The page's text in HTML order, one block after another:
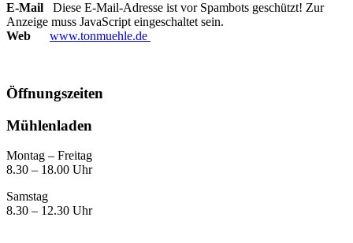
E-Mail
Diese E-Mail-Adresse ist vor Spambots geschützt! Zur
Anzeige muss JavaScript eingeschaltet sein.
Web
www.tonmuehle.de
Öffnungszeiten
Mühlenladen
Montag – Freitag
8.30 – 18.00 Uhr
Samstag
8.30 – 12.30 Uhr